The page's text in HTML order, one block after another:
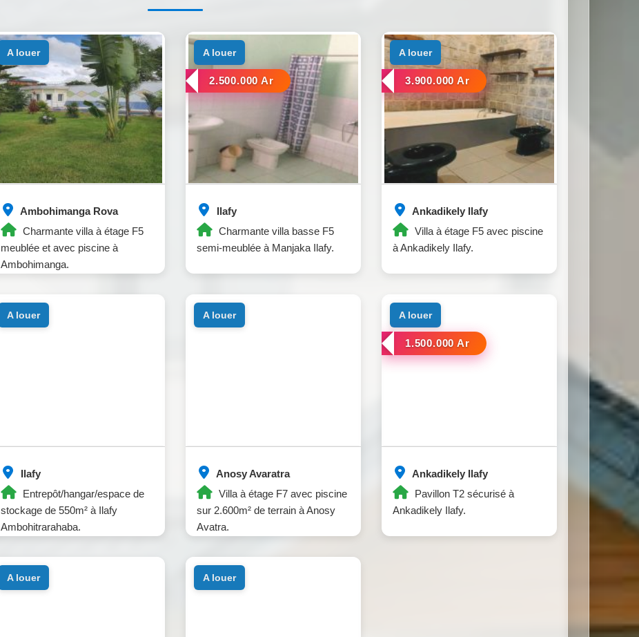
Ambohimanga Rova
Charmante villa à étage F5
meublée et avec piscine à
Ambohimanga.
a louer
Ilafy
Charmante villa basse F5
semi-meublée à Manjaka Ilafy.
a louer
2.500.000 Ar
Ankadikely Ilafy
Villa à étage F5 avec piscine
à Ankadikely Ilafy.
a louer
3.900.000 Ar
Ilafy
Entrepôt/hangar/espace de
stockage de 550m² à Ilafy
Ambohitrarahaba.
a louer
Anosy Avaratra
Villa à étage F7 avec piscine
sur 2.600m² de terrain à Anosy
Avatra.
a louer
Ankadikely Ilafy
Pavillon T2 sécurisé à
Ankadikely Ilafy.
a louer
1.500.000 Ar
a louer a louer